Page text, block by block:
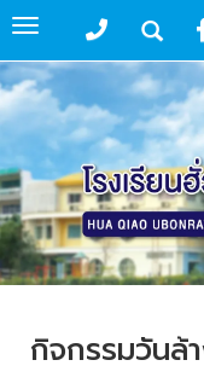
Toggle
navigation
กิจกรรมวันล้